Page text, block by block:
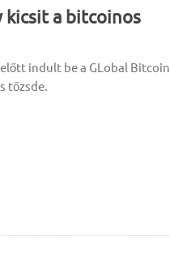
kicsit a bitcoinos
indult be a GLobal Bitcoin
tőzsde.